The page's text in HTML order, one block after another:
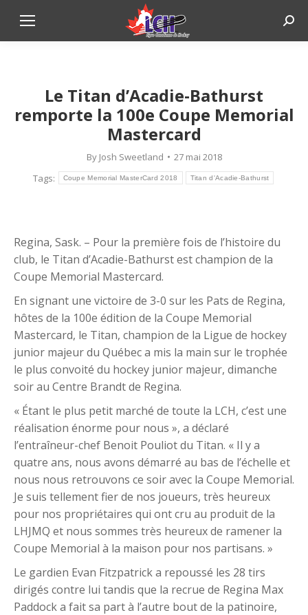
Le Titan d’Acadie-Bathurst
remporte la 100e Coupe Memorial
Mastercard
By Josh Sweetland
27 mai 2018
Tags:
Coupe Memorial MasterCard 2018 Titan d'Acadie-Bathurst
Regina, Sask. – Pour la première fois de l’histoire du
club, le Titan d’Acadie-Bathurst est champion de la
Coupe Memorial Mastercard.
En signant une victoire de 3-0 sur les Pats de Regina,
hôtes de la 100e édition de la Coupe Memorial
Mastercard, le Titan, champion de la Ligue de hockey
junior majeur du Québec a mis la main sur le trophée
le plus convoité du hockey junior majeur, dimanche
soir au Centre Brandt de Regina.
« Étant le plus petit marché de toute la LCH, c’est une
réalisation énorme pour nous », a déclaré
l’entraîneur-chef Benoit Pouliot du Titan. « Il y a
quatre ans, nous avons démarré au bas de l’échelle et
nous nous retrouvons ce soir avec la Coupe Memorial.
Je suis tellement fier de nos joueurs, très heureux
pour nos propriétaires qui ont cru au produit de la
LHJMQ et nous sommes très heureux de ramener la
Coupe Memorial à la maison pour nos partisans. »
Le gardien Evan Fitzpatrick a repoussé les 28 tirs
dirigés contre lui tandis que la recrue de Regina Max
Paddock a fait sa part à l’autre bout de la patinoire,